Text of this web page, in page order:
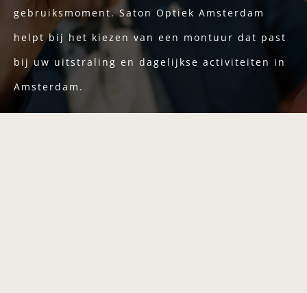
gebruiksmoment. Saton Optiek Amsterdam
helpt bij het kiezen van een montuur dat past
bij uw uitstraling en dagelijkse activiteiten in
Amsterdam.